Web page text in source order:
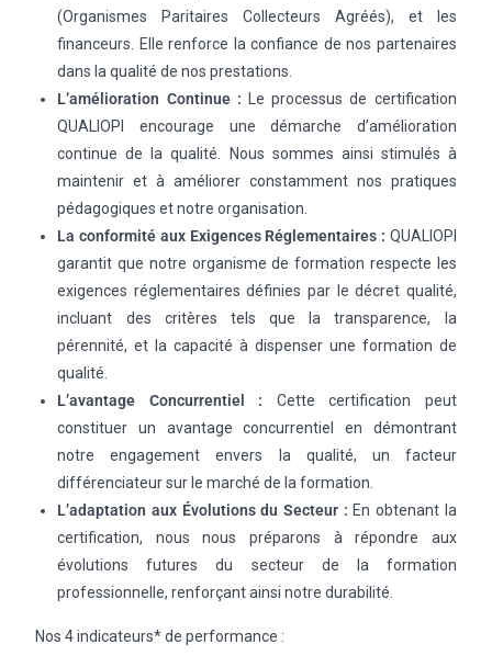
(Organismes Paritaires Collecteurs Agréés), et les
financeurs. Elle renforce la confiance de nos partenaires
dans la qualité de nos prestations.
L’amélioration Continue :
Le processus de certification
QUALIOPI encourage une démarche d’amélioration
continue de la qualité. Nous sommes ainsi stimulés à
maintenir et à améliorer constamment nos pratiques
pédagogiques et notre organisation.
La conformité aux Exigences Réglementaires : QUALIOPI
garantit que notre organisme de formation respecte les
exigences réglementaires définies par le décret qualité,
incluant des critères tels que la transparence, la
pérennité, et la capacité à dispenser une formation de
qualité.
L’avantage Concurrentiel : Cette certification peut
constituer un avantage concurrentiel en démontrant
notre engagement envers la qualité, un facteur
différenciateur sur le marché de la formation.
L’adaptation aux Évolutions du Secteur : En obtenant la
certification, nous nous préparons à répondre aux
évolutions futures du secteur de la formation
professionnelle, renforçant ainsi notre durabilité.
Nos 4 indicateurs* de performance :